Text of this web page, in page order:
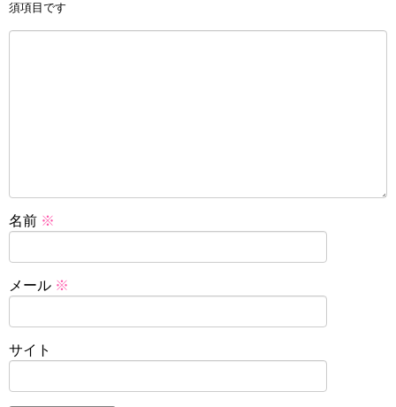
須項目です
名前 ※
メール ※
サイト